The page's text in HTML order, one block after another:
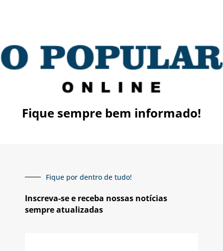
Fique sempre bem informado!
Fique por dentro de tudo!
Inscreva-se e receba nossas notícias
sempre atualizadas